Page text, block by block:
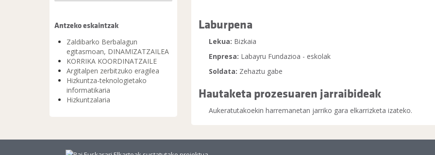
Laburpena
Lekua: Bizkaia
Enpresa: Labayru Fundazioa - eskolak
Soldata: Zehaztu gabe
Hautaketa prozesuaren jarraibideak
Aukeratutakoekin harremanetan jarriko gara elkarrizketa izateko.
Antzeko eskaintzak
Zaldibarko Berbalagun
egitasmoan, DINAMIZATZAILEA
KORRIKA KOORDINATZAILE
Argitalpen zerbitzuko eragilea
Hizkuntza-teknologietako
informatikaria
Hizkuntzalaria